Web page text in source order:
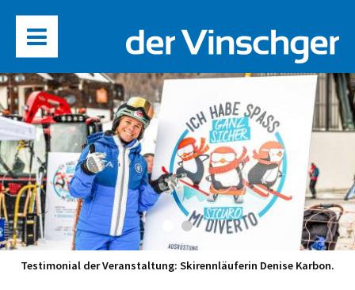
Testimonial der Veranstaltung: Skirennläuferin Denise Karbon.